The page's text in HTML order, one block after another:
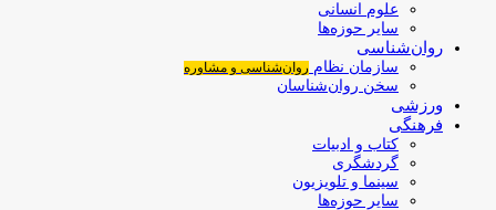
علوم انسانی
سایر حوزه‌ها
روان‌شناسی
سازمان نظام روان‌شناسی و مشاوره
سخن روان‌شناسان
ورزشی
فرهنگی
کتاب و ادبیات
گردشگری
سینما و تلویزیون
سایر حوزه‌ها